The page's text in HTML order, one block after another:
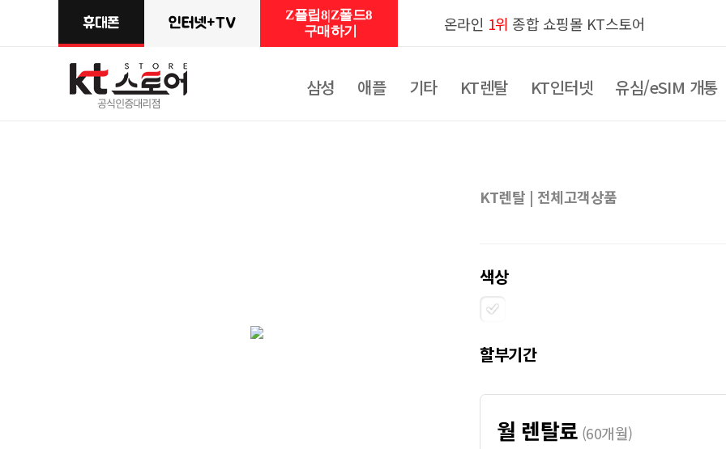
온라인 1위 종합 쇼핑몰 KT스토어
삼성 애플 기타 KT렌탈 KT인터넷 유심/eSIM 개통
Z플립8|Z폴드8
구매하기
KT렌탈 | 전체고객상품
색상
할부기간
월 렌탈료 (60개월)